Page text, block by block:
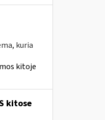
kuria
kitoje
kitose